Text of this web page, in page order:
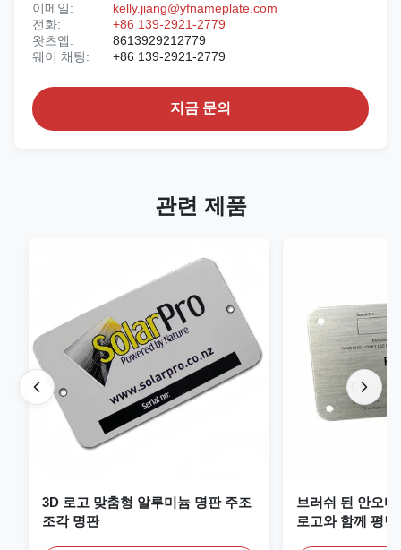
이메일:
kelly.jiang@yfnameplate.com
전화:
+86 139-2921-2779
왓츠앱:
8613929212779
웨이 채팅:
+86 139-2921-2779
지금 문의
관련 제품
3D 로고 맞춤형 알루미늄 명판 주조
조각 명판
브러쉬 된 안오
로고와 함께 평